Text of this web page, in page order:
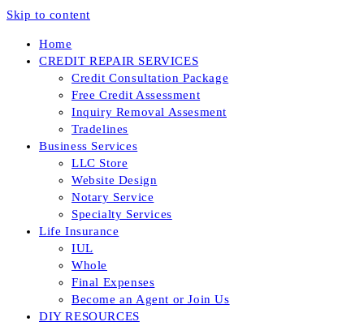
Skip to content
Home
CREDIT REPAIR SERVICES
Credit Consultation Package
Free Credit Assessment
Inquiry Removal Assesment
Tradelines
Business Services
LLC Store
Website Design
Notary Service
Specialty Services
Life Insurance
IUL
Whole
Final Expenses
Become an Agent or Join Us
DIY RESOURCES